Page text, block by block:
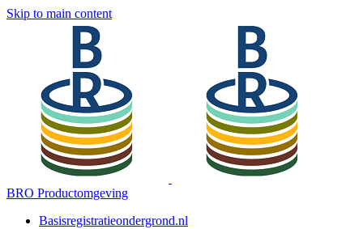
Skip to main content
BRO Productomgeving
Basisregistratieondergrond.nl